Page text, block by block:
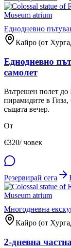
Еднодневно
Кайро (от
Еднодневно
самолет
Вътрешен полет до
пирамидите в
същата вечер.
От
€320/ човек
Резервирай сега
Многодневна
Кайро (от
2-дневна